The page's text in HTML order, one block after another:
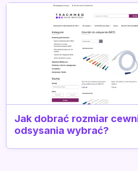
Jak dobrać rozmiar
odsysania wybrać?